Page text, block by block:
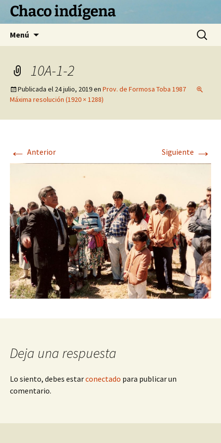
Chaco indígena
Menú Buscar:
10A-1-2
Publicada el 24 julio, 2019en Prov. de Formosa Toba 1987
Máxima resolución (1920 × 1288)
← Anterior Siguiente →
Deja una respuesta
Lo siento, debes estarconectado para publicar un
comentario.